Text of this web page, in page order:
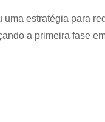
uma estratégia para
a primeira fase